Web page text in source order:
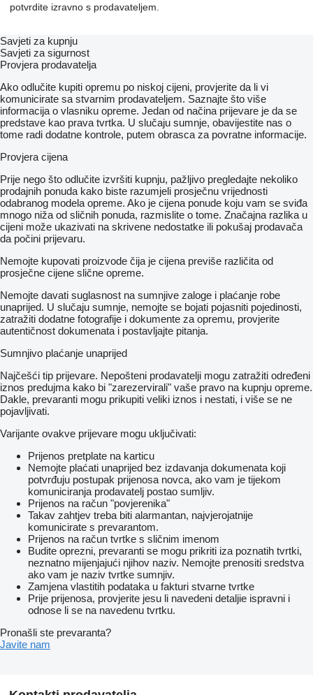
potvrdite izravno s prodavateljem.
Savjeti za kupnju
Savjeti za sigurnost
Provjera prodavatelja
Ako odlučite kupiti opremu po niskoj cijeni, provjerite da li vi
komunicirate sa stvarnim prodavateljem. Saznajte što više
informacija o vlasniku opreme. Jedan od načina prijevare je da se
predstave kao prava tvrtka. U slučaju sumnje, obavijestite nas o
tome radi dodatne kontrole, putem obrasca za povratne informacije.
Provjera cijena
Prije nego što odlučite izvršiti kupnju, pažljivo pregledajte nekoliko
prodajnih ponuda kako biste razumjeli prosječnu vrijednosti
odabranog modela opreme. Ako je cijena ponude koju vam se sviđa
mnogo niža od sličnih ponuda, razmislite o tome. Značajna razlika u
cijeni može ukazivati ​​na skrivene nedostatke ili pokušaj prodavača
da počini prijevaru.
Nemojte kupovati proizvode čija je cijena previše različita od
prosječne cijene slične opreme.
Nemojte davati suglasnost na sumnjive zaloge i plaćanje robe
unaprijed. U slučaju sumnje, nemojte se bojati pojasniti pojedinosti,
zatražiti dodatne fotografije i dokumente za opremu, provjerite
autentičnost dokumenata i postavljajte pitanja.
Sumnjivo plaćanje unaprijed
Najčešći tip prijevare. Nepošteni prodavatelji mogu zatražiti određeni
iznos predujma kako bi "zarezervirali" vaše pravo na kupnju opreme.
Dakle, prevaranti mogu prikupiti veliki iznos i nestati, i više se ne
pojavljivati.
Varijante ovakve prijevare mogu uključivati:
Prijenos pretplate na karticu
Nemojte plaćati unaprijed bez izdavanja dokumenata koji
potvrđuju postupak prijenosa novca, ako vam je tijekom
komuniciranja prodavatelj postao sumljiv.
Prijenos na račun "povjerenika"
Takav zahtjev treba biti alarmantan, najvjerojatnije
komunicirate s prevarantom.
Prijenos na račun tvrtke s sličnim imenom
Budite oprezni, prevaranti se mogu prikriti iza poznatih tvrtki,
neznatno mijenjajući njihov naziv. Nemojte prenositi sredstva
ako vam je naziv tvrtke sumnjiv.
Zamjena vlastitih podataka u fakturi stvarne tvrtke
Prije prijenosa, provjerite jesu li navedeni detaljie ispravni i
odnose li se na navedenu tvrtku.
Pronašli ste prevaranta?
Javite nam